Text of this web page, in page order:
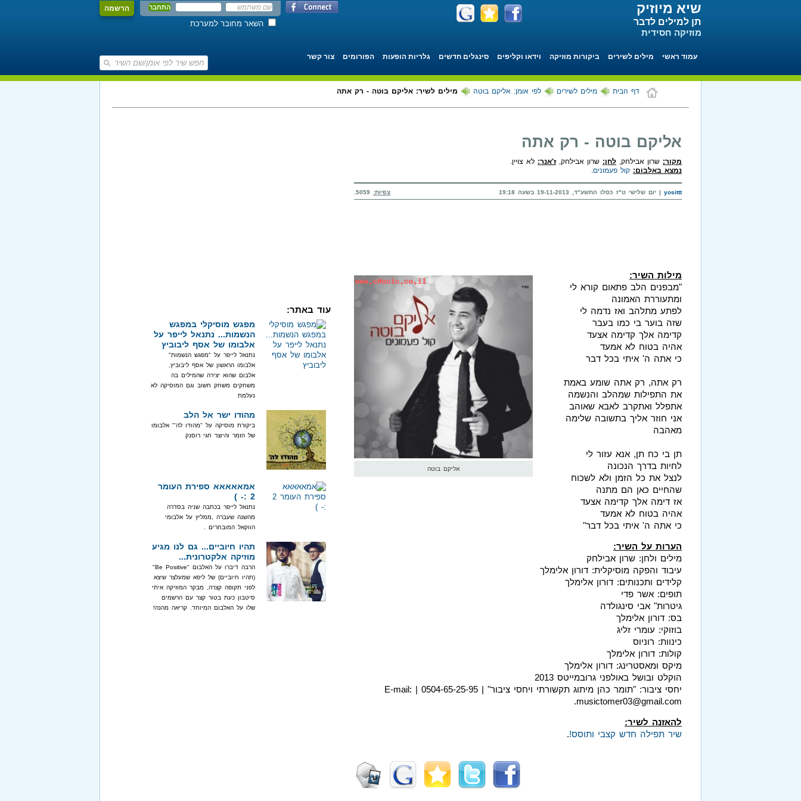
הרשמה
השאר מחובר למערכת
שיא מיוזיק
תן למילים לדבר
מוזיקה חסידית
עמוד ראשי מילים לשירים ביקורות מוזיקה וידאו וקליפים סינגלים חדשים גלריות הופעות הפורומים צור קשר
דף הבית מילים לשירים לפי אומן: אליקם בוטה מילים לשיר: אליקם בוטה - רק אתה
אליקם בוטה - רק אתה
מקור: שרון אבילחק, לחן: שרון אבילחק,ז'אנר: לא צויין.
נמצא באלבום: קול פעמונים
yosittt | יום שלישי ט"ז כסלו התשע"ד, 19-11-2013 בשעה 19:18 צפיות:
אליקם בוטה
מילות השיר:
"מבפנים הלב פתאום קורא לי
ומתעוררת האמונה
לפתע מתלהב ואז נדמה לי
שזה בוער בי כמו בעבר
קדימה אלך קדימה אצעד
אהיה בטוח לא אמעד
כי אתה ה' איתי בכל דבר
רק אתה, רק אתה שומע באמת
את התפילות שמהלב והנשמה
אתפלל ואתקרב לאבא שאוהב
אני חוזר אליך בתשובה שלימה
מאהבה
תן בי כח תן, אנא עזור לי
לחיות בדרך הנכונה
לנצל את כל הזמן ולא לשכוח
שהחיים כאן הם מתנה
אז דימה אלך קדימה אצעד
אהיה בטוח לא אמעד
כי אתה ה' איתי בכל דבר"
הערות על השיר:
מילים ולחן: שרון אבילחק
עיבוד והפקה מוסיקלית: דורון אלימלך
קלידים ותכנותים: דורון אלימלך
תופים: אשר פדי
גיטרות" אבי סינגולדה
בס: דורון אלימלך
בוזוקי: עומרי זליג
כינוות: רוניוס
קולות: דורון אלימלך
מיקס ומאסטרינג: דורון אלימלך
הוקלט ובושל באולפני גרובמייטס 2013
יחסי ציבור: "תומר כהן מיתוג תקשורתי ויחסי ציבור" | 0504-65-25-95 | E-mail:
musictomer03@gmail.com.
להאזנה לשיר:
שיר תפילה חדש קצבי ותוסס!.
עוד באתר:
מפגש מוסיקלי במפגש
הנשמות... נתנאל לייפר על
אלבומו של אסף ליבוביץ
נתנאל לייפר על "מפגש הנשמות"
אלבומו הראשון של אסף ליבוביץ,
אלבום שהוא יצירה שהמילים בה
משחקים משחק חשוב וגם המוסיקה לא
נעלמת
מהודו ישר אל הלב
ביקורת מוסיקה על "מהודו לה'" אלבומו
של הזמר והיוצר חגי רוסנק
אמאאאאא ספירת העומר
2 :- )
נתנאל לייפר בכתבה שניה בסדרה
מהשנה שעברה ,ממליץ על אלבומי
הווקאל המובחרים .
תהיו חיוביים... גם לנו מגיע
מוזיקה אלקטרונית...
הרבה דיברו על האלבום "Be Positive"
(תהיו חיוביים) של ליפא שמעלצר שיצא
לפני תקופה קצרה, מבקר המוזיקה איתי
סיטבון כעת בטור קצר עם הרשמים
שלו על האלבום המיוחד. קריאה מהנה!